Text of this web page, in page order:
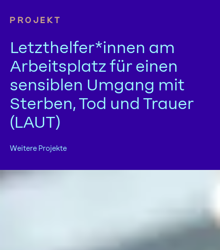
PROJEKT
Letzthelfer*innen am
Arbeitsplatz für einen
sensiblen Umgang mit
Sterben, Tod und Trauer
(LAUT)
Weitere Projekte